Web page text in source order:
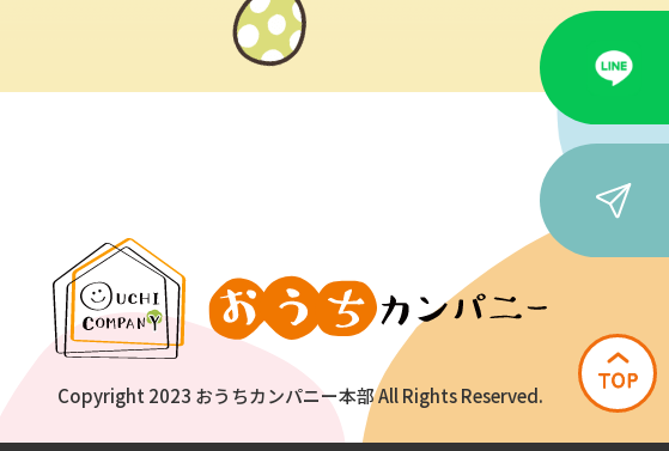
Copyright 2023 おうちカンパニー本部 All Rights Reserved.